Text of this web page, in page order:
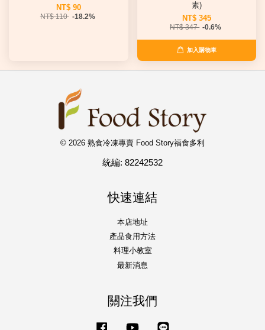
NT$ 90
NT$ 110 -18.2%
素)
NT$ 345
NT$ 347 -0.6%
加入購物車
© 2026 熟食冷凍專賣 Food Story福食多利
統編: 82242532
快速連結
本店地址
產品食用方法
料理小教室
最新消息
關注我們
Facebook YouTube